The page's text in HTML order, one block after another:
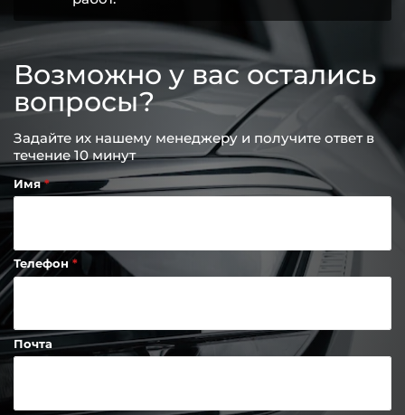
Возможно у вас остались
вопросы?
Задайте их нашему менеджеру и получите ответ в
течение 10 минут
Имя
Телефон
Почта